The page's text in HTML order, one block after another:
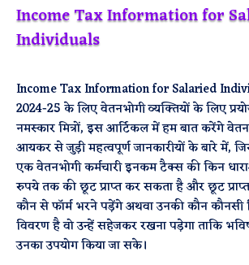
Income Tax Information for
Individuals
Income Tax Information for Salaried
2024-25 के लिए वेतनभोगी व्यक्तियों के लिए
नमस्कार मित्रों, इस आर्टिकल में हम बात करेंगे
आयकर से जुड़ी महत्वपूर्ण जानकारीयों के बारे में,
एक वेतनभोगी कर्मचारी इनकम टैक्स की किन
रुपये तक की छूट प्राप्त कर सकता है और छूट
कौन से फॉर्म भरने पड़ेंगे अथवा उनकी कौन कौनसी
विवरण है वो उन्हें सहेजकर रखना पड़ेगा ताकि
उनका उपयोग किया जा सके।